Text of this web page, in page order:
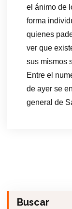
el ánimo de
forma
quienes
ver que
sus mismos
Entre el
de ayer se
general de
Buscar